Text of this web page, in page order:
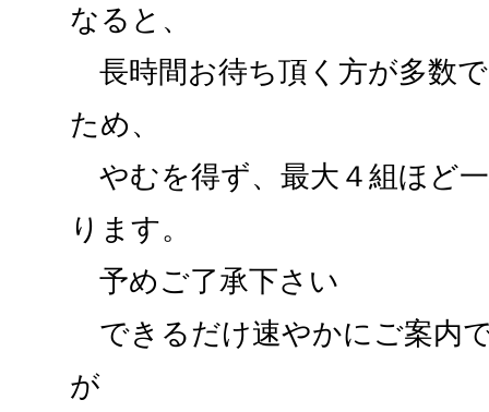
なると、
長時間お待ち頂く方が多数
ため、
やむを得ず、最大４組ほど
ります。
予めご了承下さい
できるだけ速やかにご案内
が